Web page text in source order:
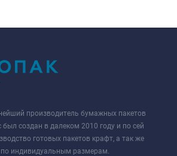
производитель бумажных пакетов
создан в далеком 2010 году и по сей
готовых пакетов крафт, а так же
по индивидуальным размерам.